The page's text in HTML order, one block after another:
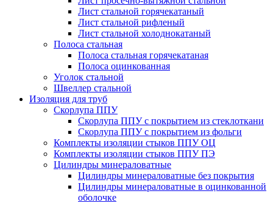
Лист стальной горячекатаный
Лист стальной рифленый
Лист стальной холоднокатаный
Полоса стальная
Полоса стальная горячекатаная
Полоса оцинкованная
Уголок стальной
Швеллер стальной
Изоляция для труб
Скорлупа ППУ
Скорлупа ППУ с покрытием из стеклоткани
Скорлупа ППУ с покрытием из фольги
Комплекты изоляции стыков ППУ ОЦ
Комплекты изоляции стыков ППУ ПЭ
Цилиндры минераловатные
Цилиндры минераловатные без покрытия
Цилиндры минераловатные в оцинкованной
оболочке